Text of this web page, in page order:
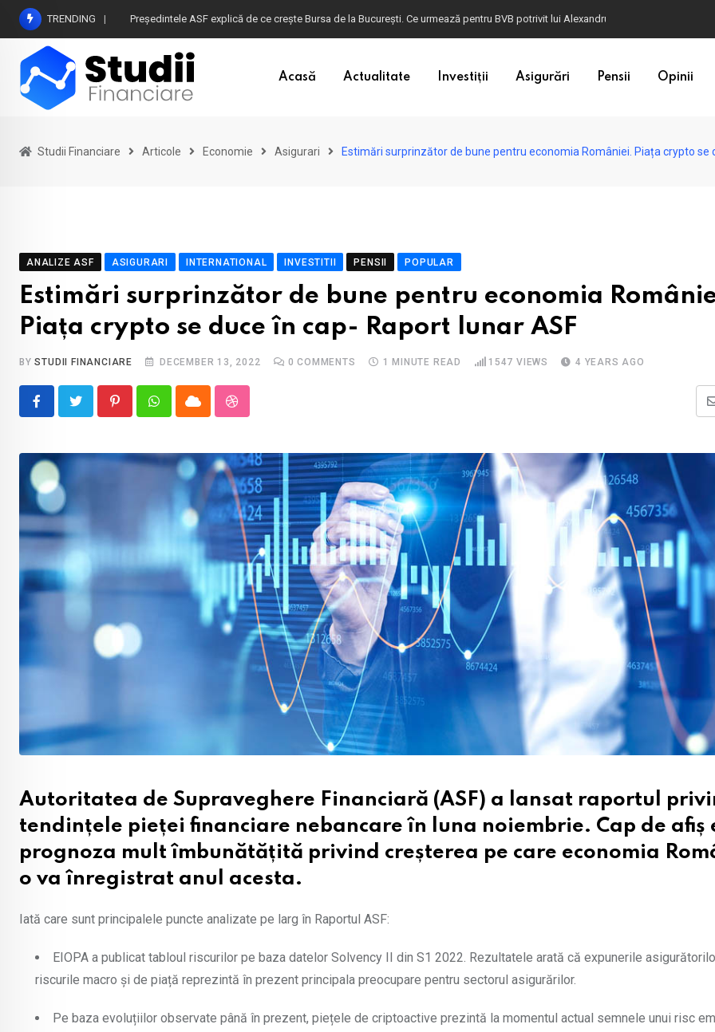
Skip
content
TRENDING Atenție la plățile în euro din timpul vacanței în Bulgaria. Dacă în România cele mai falsificate bancnote sunt cele de 50 de euro,
Acasă Actualitate Investiții Asigurări Pensii Opinii
Studii Financiare Articole Economie Asigurari Estimări surprinzător de bune pentru economia României. Piața crypto se
ANALIZE ASF ASIGURARI INTERNATIONAL INVESTITII PENSII POPULAR
Estimări surprinzător de bune pentru economia
Piața crypto se duce în cap- Raport lunar ASF
BYSTUDII FINANCIARE DECEMBER 13, 2022 0 COMMENTS 1 MINUTE READ 1547 VIEWS 4 YEARS AGO
PinterestWhatsappCloud StumbleUpon
Autoritatea de Supraveghere Financiară (ASF) a lansat raportul
tendințele pieței financiare nebancare în luna noiembrie. Cap de afiș
prognoza mult îmbunătățită privind creșterea pe care economia
o va înregistrat anul acesta.
Iată care sunt principalele puncte analizate pe larg în Raportul ASF:
EIOPA a publicat tabloul riscurilor pe baza datelor Solvency II din S1 2022. Rezultatele arată că expunerile
riscurile macro și de piață reprezintă în prezent principala preocupare pentru sectorul asigurărilor.
Pe baza evoluțiilor observate până în prezent, piețele de criptoactive prezintă la momentul actual semnele unui risc